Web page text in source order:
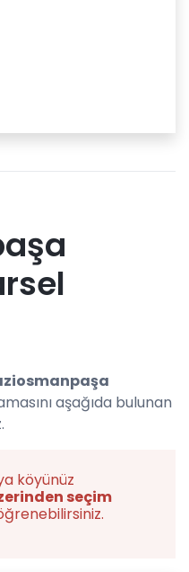
aşağıda bulunan
köyünüz
seçim